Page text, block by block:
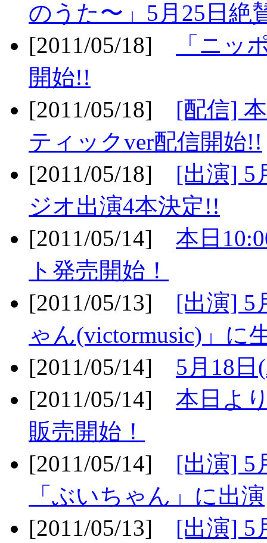
のうた〜」5月25日絶
[2011/05/18]
「ニッ
開始!!
[2011/05/18] [配信]
ティックver配信開始!!
[2011/05/18] [出演] 5
ジオ出演4本決定!!
[2011/05/14] 本日
ト発売開始！
[2011/05/13] [出演] 5
ゃん(victormusic)」に
[2011/05/14] 5月18
[2011/05/14] 本日よ
販売開始！
[2011/05/14] [出演] 5
「ぶいちゃん」に出演
[2011/05/13] [出演] 5